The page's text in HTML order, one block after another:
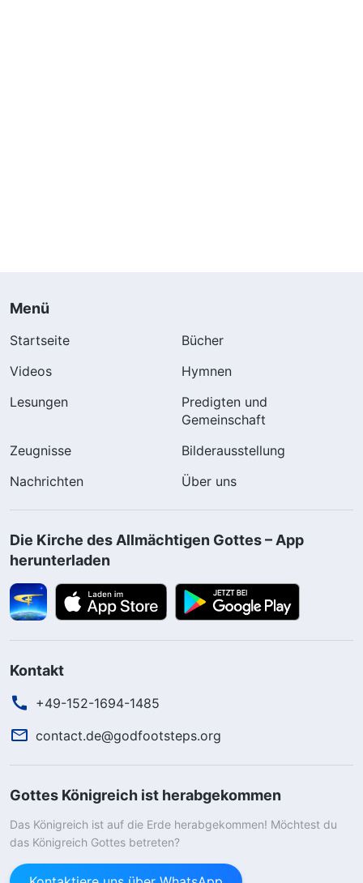
Menü
Startseite
Bücher
Videos
Hymnen
Lesungen
Predigten und
Gemeinschaft
Zeugnisse
Bilderausstellung
Nachrichten
Über uns
Die Kirche des Allmächtigen Gottes – App
herunterladen
Kontakt
+49-152-1694-1485
contact.de@godfootsteps.org
Gottes Königreich ist herabgekommen
Das Königreich ist auf die Erde herabgekommen! Möchtest du
das Königreich Gottes betreten?